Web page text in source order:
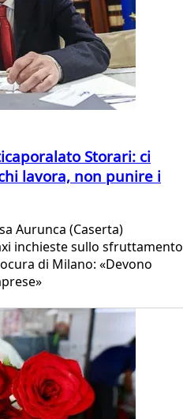
Storari: ci
lavora, non punire i
Aurunca (Caserta)
inchieste sullo sfruttamento
di Milano: «Devono